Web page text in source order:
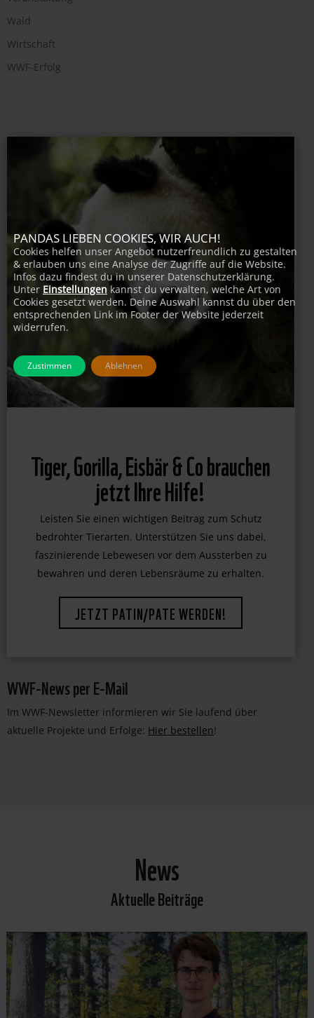
Wald
Wirtschaft
WWF-Erfolg
Tiger, Gorilla, Eisbär & Co brauchen
jetzt Ihre Hilfe!
JETZT PATIN/PATE WERDEN!
WWF-News per E-Mail
Im WWF-Newsletter informieren wir Sie laufend über
aktuelle Projekte und Erfolge: Hier bestellen!
News
Aktuelle Beiträge
PANDAS LIEBEN COOKIES, WIR AUCH!
Cookies helfen unser Angebot nutzerfreundlich zu gestalten
& erlauben uns eine Analyse der Zugriffe auf die Website.
Infos dazu findest du in unserer Datenschutzerklärung.
Unter Einstellungen kannst du verwalten, welche Art von
Cookies gesetzt werden. Deine Auswahl kannst du über den
entsprechenden Link im Footer der Website jederzeit
widerrufen.
Zustimmen Ablehnen